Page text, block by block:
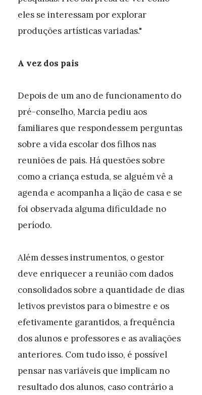
eles se interessam por explorar
produções artísticas variadas."
A vez dos pais
Depois de um ano de funcionamento do
pré-conselho, Marcia pediu aos
familiares que respondessem perguntas
sobre a vida escolar dos filhos nas
reuniões de pais. Há questões sobre
como a criança estuda, se alguém vê a
agenda e acompanha a lição de casa e se
foi observada alguma dificuldade no
período.
Além desses instrumentos, o gestor
deve enriquecer a reunião com dados
consolidados sobre a quantidade de dias
letivos previstos para o bimestre e os
efetivamente garantidos, a frequência
dos alunos e professores e as avaliações
anteriores. Com tudo isso, é possível
pensar nas variáveis que implicam no
resultado dos alunos, caso contrário a